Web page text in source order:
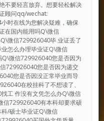
不要轻言放弃。想要轻松解决
顾问qq/wechat:
时在线为您解决疑难，确保
在国内能用吗Q\微信
微信729926040毕 业证丢了
怎么办理毕业证Q\微信
微信729926040您是否因为
729926040您是否因为递交
您是否因没正常毕业而导
在校挂科了不想读了、
工 作没有文凭怎么办Q\微信
信729926040有本科却要求硕
/硕士毕业证Q\微信